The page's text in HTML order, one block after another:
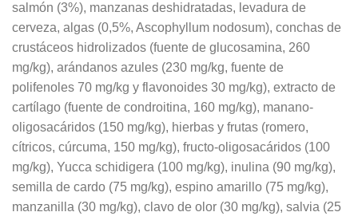
salmón (3%), manzanas deshidratadas, levadura de
cerveza, algas (0,5%, Ascophyllum nodosum), conchas de
crustáceos hidrolizados (fuente de glucosamina, 260
mg/kg), arándanos azules (230 mg/kg, fuente de
polifenoles 70 mg/kg y flavonoides 30 mg/kg), extracto de
cartílago (fuente de condroitina, 160 mg/kg), manano-
oligosacáridos (150 mg/kg), hierbas y frutas (romero,
cítricos, cúrcuma, 150 mg/kg), fructo-oligosacáridos (100
mg/kg), Yucca schidigera (100 mg/kg), inulina (90 mg/kg),
semilla de cardo (75 mg/kg), espino amarillo (75 mg/kg),
manzanilla (30 mg/kg), clavo de olor (30 mg/kg), salvia (25